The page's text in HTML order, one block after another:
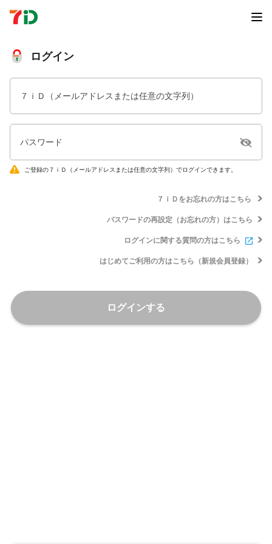
ログイン
７ｉＤ（メールアドレスまたは任意の文字列）
パスワード
ご登録の７ｉＤ（メールアドレスまたは任意の文字列）でログインできます。
７ｉＤをお忘れの方はこちら
パスワードの再設定（お忘れの方）はこちら
ログインに関する質問の方はこちら
はじめてご利用の方はこちら（新規会員登録）
ログインする